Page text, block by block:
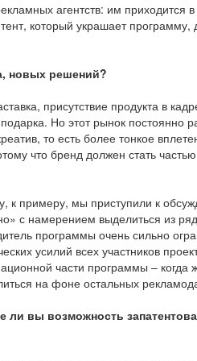
агентств: им приходится
который украшает программу,
новых решений?
присутствие продукта в
Но этот рынок постоянно
то есть более тонкое
что бренд должен стать
к примеру, мы приступили к
с намерением выделиться из
программы очень сильно
усилий всех участников
части программы –
на фоне остальных
ли вы возможность